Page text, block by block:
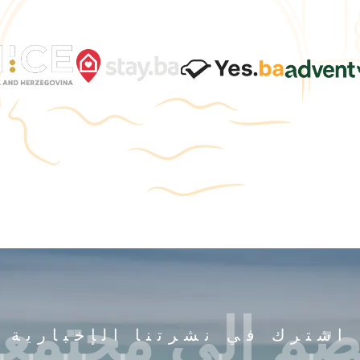
اشترك في نشرتنا الإخبارية
إلى